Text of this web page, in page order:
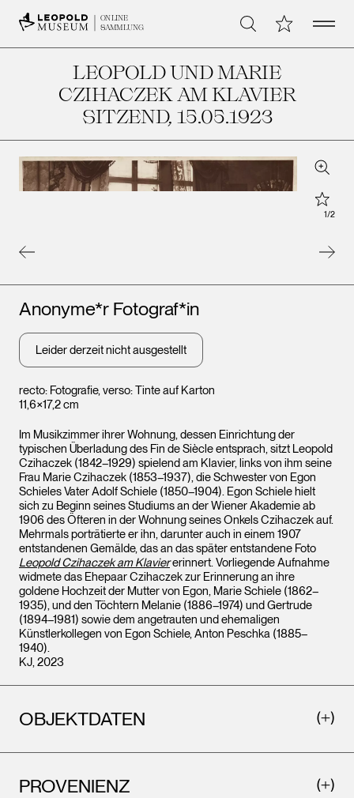
ONLINE
SAMMLUNG
Suche Meine Open
LEOPOLD UND MARIE
CZIHACZEK AM KLAVIER
SITZEND, 15.05.1923
Leopold Museum,
Zoom
Star
1/2
recto: Fotografie, verso: Tinte auf Karton
11,6×17,2 cm
Künstler*innen
Anonyme*r Fotograf*in
Leider derzeit nicht ausgestellt
Im Musikzimmer ihrer Wohnung, dessen Einrichtung der
typischen Überladung des Fin de Siècle entsprach, sitzt Leopold
Czihaczek (1842–1929) spielend am Klavier, links von ihm seine
Frau Marie Czihaczek (1853–1937), die Schwester von Egon
Schieles Vater Adolf Schiele (1850–1904). Egon Schiele hielt
sich zu Beginn seines Studiums an der Wiener Akademie ab
1906 des Öfteren in der Wohnung seines Onkels Czihaczek auf.
Mehrmals porträtierte er ihn, darunter auch in einem 1907
entstandenen Gemälde, das an das später entstandene Foto
Leopold Czihaczek am Klaviererinnert. Vorliegende Aufnahme
widmete das Ehepaar Czihaczek zur Erinnerung an ihre
goldene Hochzeit der Mutter von Egon, Marie Schiele (1862–
1935), und den Töchtern Melanie (1886–1974) und Gertrude
(1894–1981) sowie dem angetrauten und ehemaligen
Künstlerkollegen von Egon Schiele, Anton Peschka (1885–
1940).
KJ, 2023
OBJEKTDATEN
PROVENIENZ